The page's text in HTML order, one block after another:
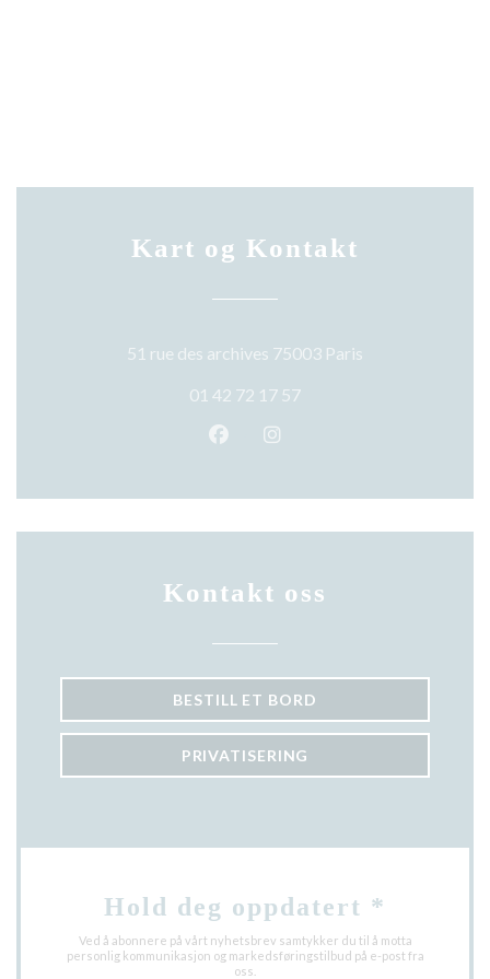
Kart og Kontakt
51 rue des archives 75003 Paris
01 42 72 17 57
Facebook ((åpner i et nytt
Kontakt oss
BESTILL ET BORD
PRIVATISERING
Hold deg oppdatert *
Ved å abonnere på vårt nyhetsbrev samtykker du til å motta
personlig kommunikasjon og markedsføringstilbud på e-post fra
oss.